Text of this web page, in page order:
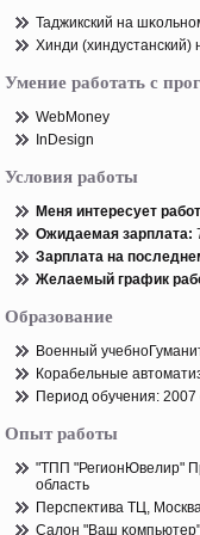
Таджикский на
Хинди (хиндустанский)
Умение работать с
WebMoney
InDesign
Условия работы
Меня интересует
Ожидаемая зарплата:
Зарплата на
Желаемый график
Образование
Вοенный
Корабельные
Период обучения:
Опыт работы
"ТПП "РегионЮвелир"
область
Перспектива ТЦ,
Салон "Ваш